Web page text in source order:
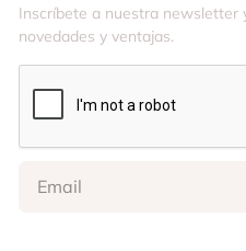
Inscríbete a nuestra newsletter
novedades y ventajas.